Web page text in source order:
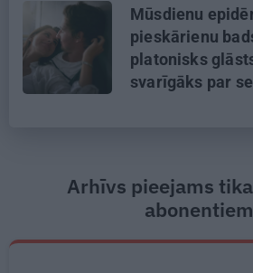
Mūsdienu
pieskārienu
platonisks
svarīgāks par
Arhīvs pieejams